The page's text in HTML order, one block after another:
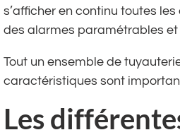
s’afficher en continu toutes
des alarmes paramétrables
Tout un ensemble de
caractéristiques sont
Les